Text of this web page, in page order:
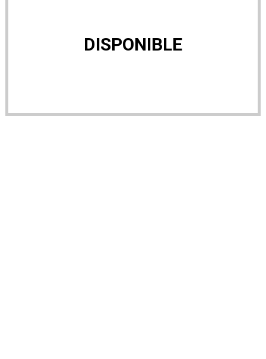
DISPONIBLE